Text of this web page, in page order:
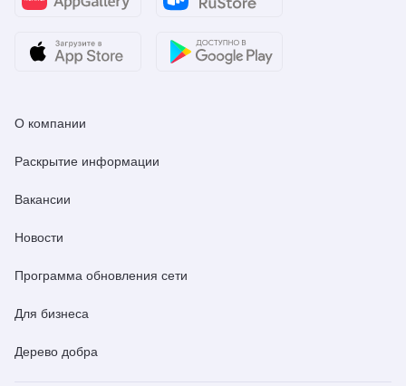
О компании
Раскрытие информации
Вакансии
Новости
Программа обновления сети
Для бизнеса
Дерево добра